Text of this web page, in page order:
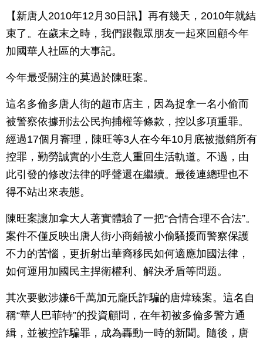
【新唐人2010年12月30日訊】再有幾天，2010年就結
束了。在歲末之時，我們跟觀眾朋友一起來回顧今年
加國華人社區的大事記。
今年最受關注的莫過於陳旺案。
這名多倫多唐人街的超市店主，因為捉拿一名小偷而
被警察依據刑法公民拘捕權等條款，控以多項重罪。
經過17個月審理，陳旺等3人在今年10月底被撤銷所有
控罪，勤勞誠實的小生意人重回生活軌道。不過，由
此引發的修改法律的呼聲還在繼續。最後連總理也不
得不站出來表態。
陳旺案讓加拿大人著實體驗了一把“合情合理不合法”。
案件不僅反映出唐人街小商鋪被小偷騷擾而警察保護
不力的苦惱，更折射出華裔移民如何適應加國法律，
如何運用加國民主捍衛權利、解決矛盾等問題。
其次要數涉嫌6千萬加元龐氏詐騙的唐煒臻案。這名自
稱“華人巴菲特”的投資顧問，在年初被多倫多警方通
緝，並被控詐騙罪，成為轟動一時的新聞。隨後，唐